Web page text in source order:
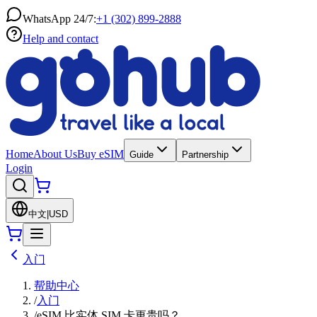
WhatsApp 24/7:+1 (302) 899-2888
Help and contact
HomeAbout UsBuy eSIM Guide Partnership
Login
中文 USD
入门
帮助中心
/入门